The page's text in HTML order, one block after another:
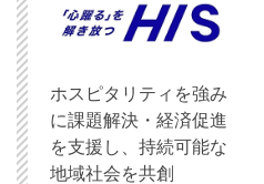
ホスピタリティを強み
に課題解決・経済促進
を支援し、持続可能な
地域社会を共創